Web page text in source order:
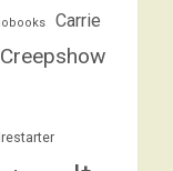
Carrie
Creepshow